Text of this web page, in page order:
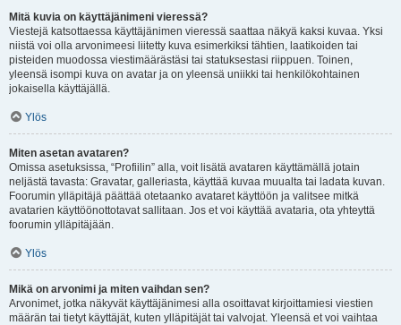
Mitä kuvia on käyttäjänimeni vieressä?
Viestejä katsottaessa käyttäjänimen vieressä saattaa näkyä kaksi kuvaa. Yksi
niistä voi olla arvonimeesi liitetty kuva esimerkiksi tähtien, laatikoiden tai
pisteiden muodossa viestimäärästäsi tai statuksestasi riippuen. Toinen,
yleensä isompi kuva on avatar ja on yleensä uniikki tai henkilökohtainen
jokaisella käyttäjällä.
Ylös
Miten asetan avataren?
Omissa asetuksissa, “Profiilin” alla, voit lisätä avataren käyttämällä jotain
neljästä tavasta: Gravatar, galleriasta, käyttää kuvaa muualta tai ladata kuvan.
Foorumin ylläpitäjä päättää otetaanko avataret käyttöön ja valitsee mitkä
avatarien käyttöönottotavat sallitaan. Jos et voi käyttää avataria, ota yhteyttä
foorumin ylläpitäjään.
Ylös
Mikä on arvonimi ja miten vaihdan sen?
Arvonimet, jotka näkyvät käyttäjänimesi alla osoittavat kirjoittamiesi viestien
määrän tai tietyt käyttäjät, kuten ylläpitäjät tai valvojat. Yleensä et voi vaihtaa